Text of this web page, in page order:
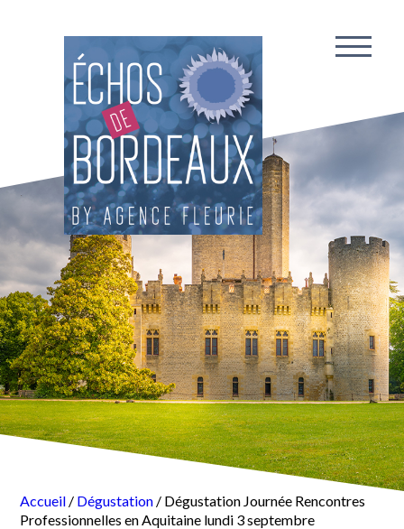
Accueil / Dégustation / Dégustation Journée Rencontres
Professionnelles en Aquitaine lundi 3 septembre